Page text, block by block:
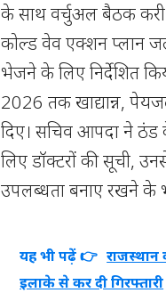
के साथ वर्चुअल बैठक
कोल्ड वेव एक्शन प्लान
भेजने के लिए निर्देशित
2026 तक खाद्यान्न,
दिए। सचिव आपदा ने ठंड
लिए डॉक्टरों की सूची,
उपलब्धता बनाए रखने के
यह भी पढ़ें 👉 राजस्थान
इलाके से कर दी गिरफ्तारी